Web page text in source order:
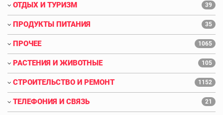
ОТДЫХ И ТУРИЗМ 39
ПРОДУКТЫ ПИТАНИЯ 35
ПРОЧЕЕ 1065
РАСТЕНИЯ И ЖИВОТНЫЕ 105
СТРОИТЕЛЬСТВО И РЕМОНТ 1152
ТЕЛЕФОНИЯ И СВЯЗЬ 21